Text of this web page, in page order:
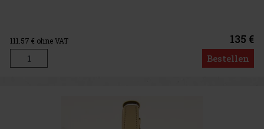
111.57 € ohne VAT 135 €
Bestellen